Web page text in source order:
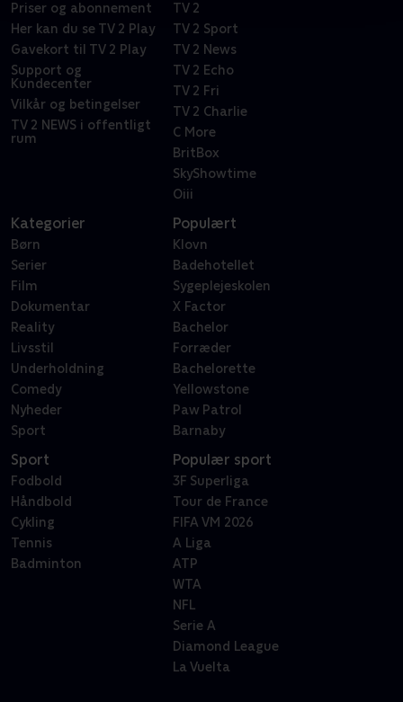
Priser og abonnement
Her kan du se TV 2 Play
Gavekort til TV 2 Play
Support og
Kundecenter
Vilkår og betingelser
TV 2 NEWS i offentligt
rum
TV 2
TV 2 Sport
TV 2 News
TV 2 Echo
TV 2 Fri
TV 2 Charlie
C More
BritBox
SkyShowtime
Oiii
Kategorier
Børn
Serier
Film
Dokumentar
Reality
Livsstil
Underholdning
Comedy
Nyheder
Sport
Populært
Klovn
Badehotellet
Sygeplejeskolen
X Factor
Bachelor
Forræder
Bachelorette
Yellowstone
Paw Patrol
Barnaby
Sport
Fodbold
Håndbold
Cykling
Tennis
Badminton
Populær sport
3F Superliga
Tour de France
FIFA VM 2026
A Liga
ATP
WTA
NFL
Serie A
Diamond League
La Vuelta